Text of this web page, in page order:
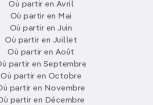
Où partir en Avril
Où partir en Mai
Où partir en Juin
Où partir en Juillet
Où partir en Août
partir en Septembre
Où partir en Octobre
partir en Novembre
partir en Décembre